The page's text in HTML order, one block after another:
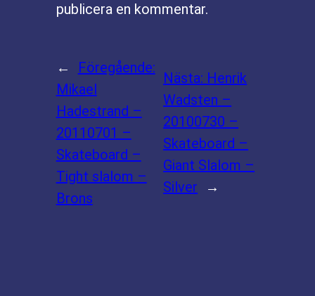
publicera en kommentar.
←
Föregående:
Mikael
Hadestrand –
20110701 –
Skateboard –
Tight slalom –
Brons
Nästa: Henrik
Wadsten –
20100730 –
Skateboard –
Giant Slalom –
Silver
→